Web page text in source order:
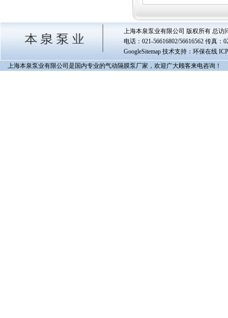
上海本泉泵业有限公司 版权所有 总访
电话：021-56616802/56616562 传真：
GoogleSitemap技术支持：环保在线
上海本泉泵业有限公司是国内专业的气动隔膜泵厂家，欢迎广大顾客来电咨询！